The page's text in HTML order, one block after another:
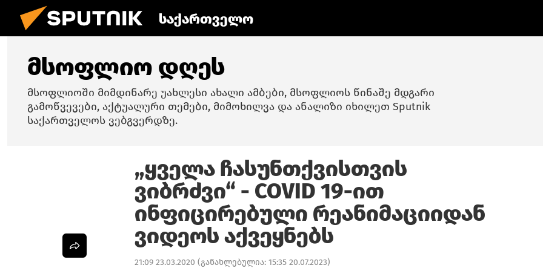
საქართველო
მსოფლიო დღეს
მსოფლიოში მიმდინარე უახლესი ახალი ამბები, მსოფლიოს წინაშე მდგარი
გამოწვევები, აქტუალური თემები, მიმოხილვა და ანალიზი იხილეთ Sputnik
საქართველოს ვებგვერდზე.
„ყველა ჩასუნთქვისთვის
ვიბრძვი“ - COVID 19-ით
ინფიცირებული რეანიმაციიდან
ვიდეოს აქვეყნებს
21:09 23.03.2020 (განახლებულია: 15:35 20.07.2023)